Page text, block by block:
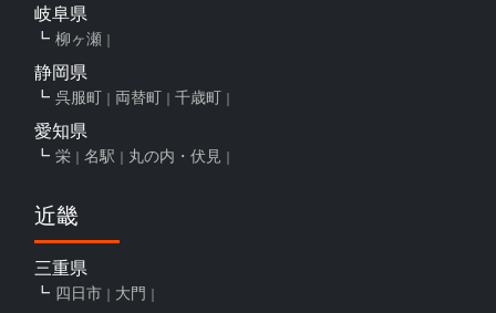
岐阜県
柳ヶ瀬
静岡県
呉服町 両替町 千歳町
愛知県
栄 名駅 丸の内・伏見
近畿
三重県
四日市 大門